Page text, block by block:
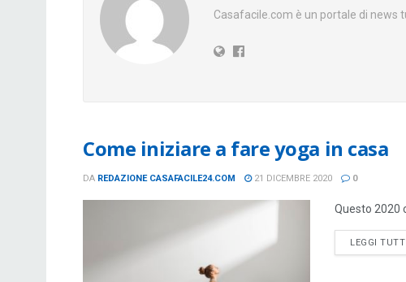
Casafacile.com è un portale di news
Come iniziare a fare yoga in casa
DA REDAZIONE CASAFACILE24.COM 21 DICEMBRE 2020 0
Questo 2020
LEGGI